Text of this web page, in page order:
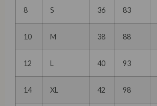
8 S 36 83
10 M 38 88
12 L 40 93
14 XL 42 98